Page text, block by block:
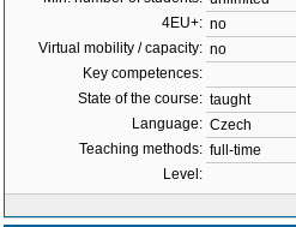
4EU+: no
Virtual mobility / capacity: no
Key competences:
State of the course: taught
Language: Czech
Teaching methods: full-time
Level: